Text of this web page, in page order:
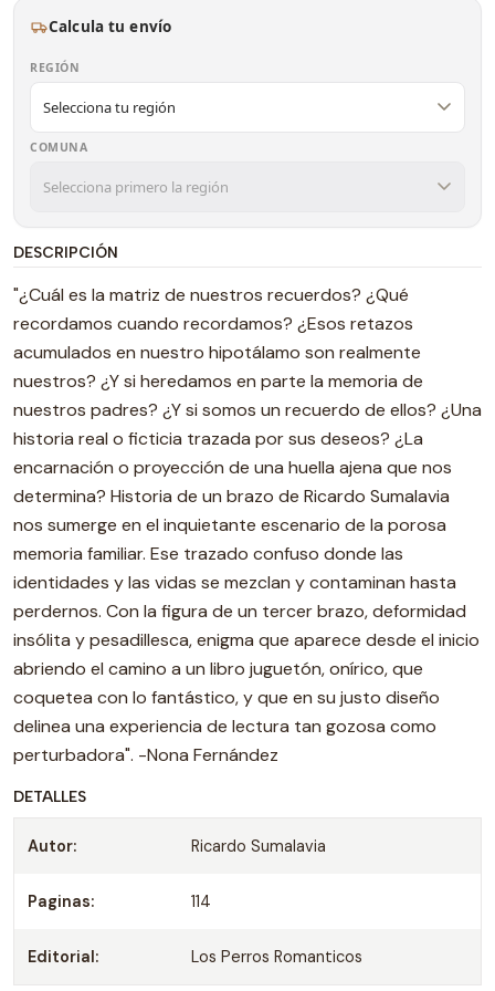
Calcula tu envío
REGIÓN
COMUNA
DESCRIPCIÓN
"¿Cuál es la matriz de nuestros recuerdos? ¿Qué
recordamos cuando recordamos? ¿Esos retazos
acumulados en nuestro hipotálamo son realmente
nuestros? ¿Y si heredamos en parte la memoria de
nuestros padres? ¿Y si somos un recuerdo de ellos? ¿Una
historia real o ficticia trazada por sus deseos? ¿La
encarnación o proyección de una huella ajena que nos
determina? Historia de un brazo de Ricardo Sumalavia
nos sumerge en el inquietante escenario de la porosa
memoria familiar. Ese trazado confuso donde las
identidades y las vidas se mezclan y contaminan hasta
perdernos. Con la figura de un tercer brazo, deformidad
insólita y pesadillesca, enigma que aparece desde el inicio
abriendo el camino a un libro juguetón, onírico, que
coquetea con lo fantástico, y que en su justo diseño
delinea una experiencia de lectura tan gozosa como
perturbadora". -Nona Fernández
DETALLES
Autor: Ricardo Sumalavia
Paginas: 114
Editorial: Los Perros Romanticos